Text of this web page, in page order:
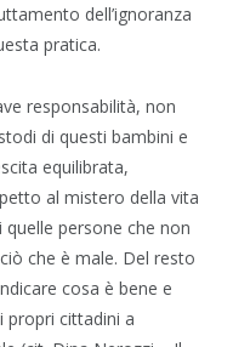
dell’ignoranza
pratica.
responsabilità, non
di questi bambini e
equilibrata,
al mistero della vita
quelle persone che non
che è male. Del resto
cosa è bene e
propri cittadini a